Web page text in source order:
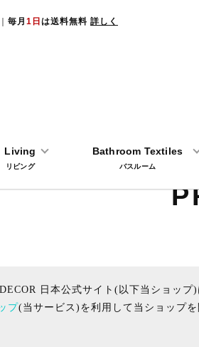
毎月 1日 は送料無料 詳しく
Living
リビング
Bathroom Textiles
バスルーム
日本公式サイト(以下当ショップ)
プ(当サービス)を利用して当ショップ